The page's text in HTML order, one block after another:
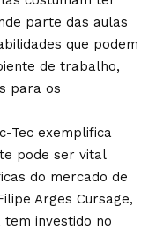
parte das aulas
que podem
de trabalho,
para os
Tec exemplifica
pode ser vital
do mercado de
Arges Cursage,
investido no